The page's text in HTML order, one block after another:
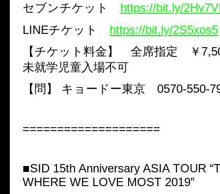
セブンチケット https://bit.ly/
LINEチケット https://bit.ly/2S5xos5
【チケット料金】 全席指定 ￥
未就学児童入場不可
【問】
キョードー東京 0570-550-
====================
■SID 15th Anniversary ASIA TOUR “
WHERE WE LOVE MOST 2019”